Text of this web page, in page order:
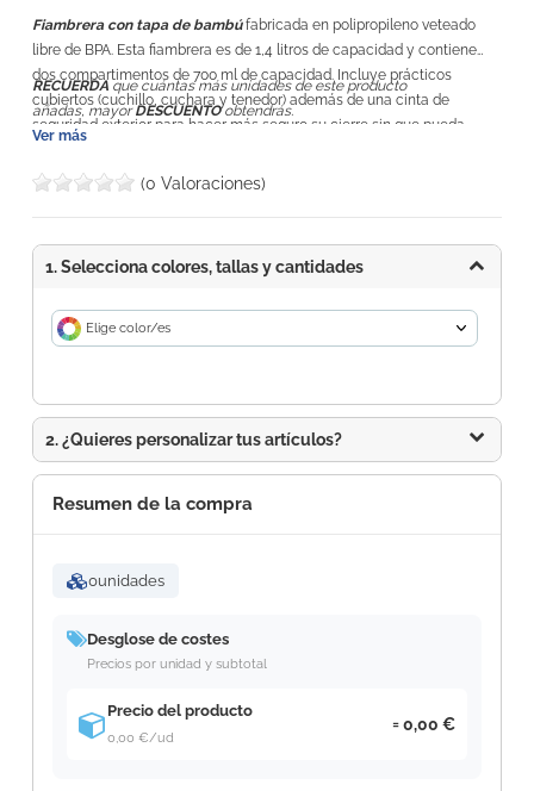
Fiambrera con tapa de bambú fabricada en polipropileno veteado
libre de BPA. Esta fiambrera es de 1,4 litros de capacidad y contiene
dos compartimentos de 700 ml de capacidad. Incluye prácticos
cubiertos (cuchillo, cuchara y tenedor) además de una cinta de
seguridad exterior para hacer más seguro su cierre sin que pueda
certificación Food Grade que garantiza la seguridad cuando los
RECUERDA que cuántas más unidades de este producto
añadas, mayorDESCUENTOobtendrás.
Ver más
(0 Valoraciones)
1. Selecciona colores, tallas y cantidades
Elige color/es
2. ¿Quieres personalizar tus artículos?
Resumen de la compra
0unidades
Desglose de costes
Precios por unidad y subtotal
Precio del producto
0,00 €/ud
0,00 €